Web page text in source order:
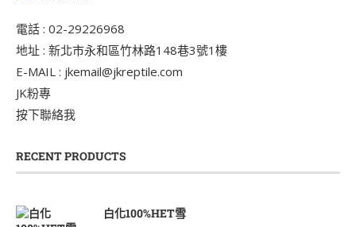
電話 : 02-29226968
地址 : 新北市永和區竹林路148巷3號1樓
E-MAIL : jkemail@jkreptile.com
JK粉專
按下聯絡我
RECENT PRODUCTS
白化100%HET雪